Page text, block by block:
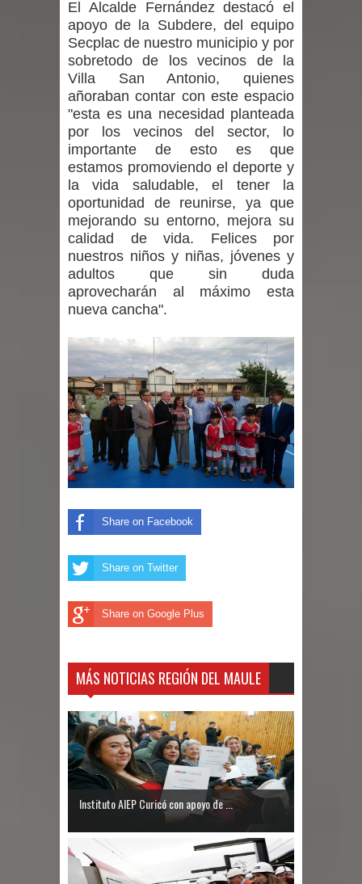
INDAP entregó $189 millones en
incentivos a usuarios de PRODESAL
de la provincia de Linares
Municipalidad de Curicó apuesta a la
innovación en tecnología educativa
con nuevas pantallas interactivas del
Colegio El Boldo
Municipalidad de Curicó inició
proceso de vacunación escolar
las bajas temperaturas
GORE Maule figura tercero a nivel
nacional en gasto por viajes y
traslados con $133 millones
un forado desde la cárcel de Talca
Temporal obliga a cerrar
Chancho en Talca tras caída de
ramas cerca de carpas
Miles llegan a la Plaza de Armas de
Talca en el inicio de la Fiesta del
Chancho 2026
El Alcalde Fernández destacó el
apoyo de la Subdere, del equipo
Secplac de nuestro municipio y por
sobretodo de los vecinos de la
Villa San Antonio, quienes
añoraban contar con este espacio
"esta es una necesidad planteada
por los vecinos del sector, lo
importante de esto es que
estamos promoviendo el deporte y
la vida saludable, el tener la
oportunidad de reunirse, ya que
mejorando su entorno, mejora su
calidad de vida. Felices por
nuestros niños y niñas, jóvenes y
adultos que sin duda
aprovecharán al máximo esta
nueva cancha".
Share on Facebook
Share on Twitter
Share on Google Plus
MÁS NOTICIAS REGIÓN DEL MAULE
Instituto AIEP Curicó con apoyo de ...